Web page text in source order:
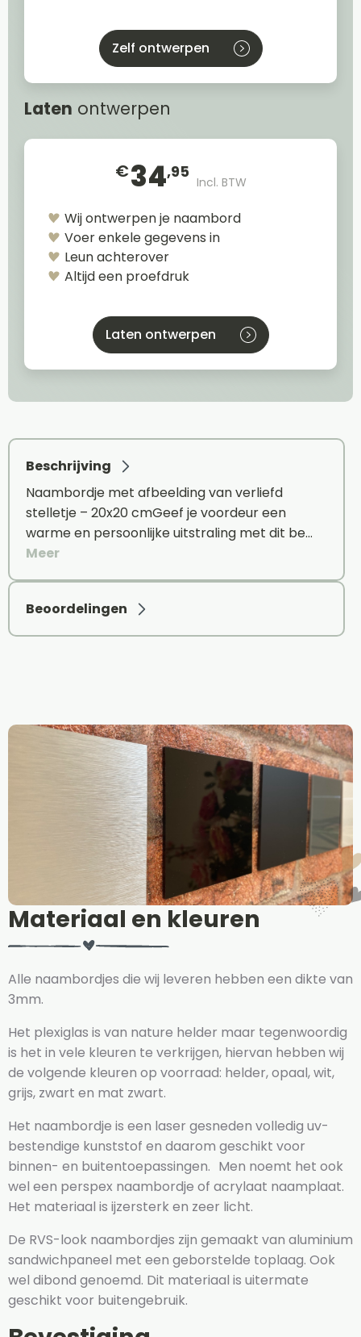
Zelf ontwerpen
Laten ontwerpen
€34,95
Incl. BTW
Wij ontwerpen je naambord
Voer enkele gegevens in
Leun achterover
Altijd een proefdruk
Laten ontwerpen
Beschrijving
Naambordje met afbeelding van verliefd
stelletje – 20x20 cmGeef je voordeur een
warme en persoonlijke uitstraling met dit be…
Meer
Beoordelingen
Materiaal en kleuren
Alle naambordjes die wij leveren hebben een dikte van
3mm.
Het plexiglas is van nature helder maar tegenwoordig
is het in vele kleuren te verkrijgen, hiervan hebben wij
de volgende kleuren op voorraad: helder, opaal, wit,
grijs, zwart en mat zwart.
Het naambordje is een laser gesneden volledig uv-
bestendige kunststof en daarom geschikt voor
binnen- en buitentoepassingen. Men noemt het ook
wel een perspex naambordje of acrylaat naamplaat.
Het materiaal is ijzersterk en zeer licht.
De RVS-look naambordjes zijn gemaakt van aluminium
sandwichpaneel met een geborstelde toplaag. Ook
wel dibond genoemd. Dit materiaal is uitermate
geschikt voor buitengebruik.